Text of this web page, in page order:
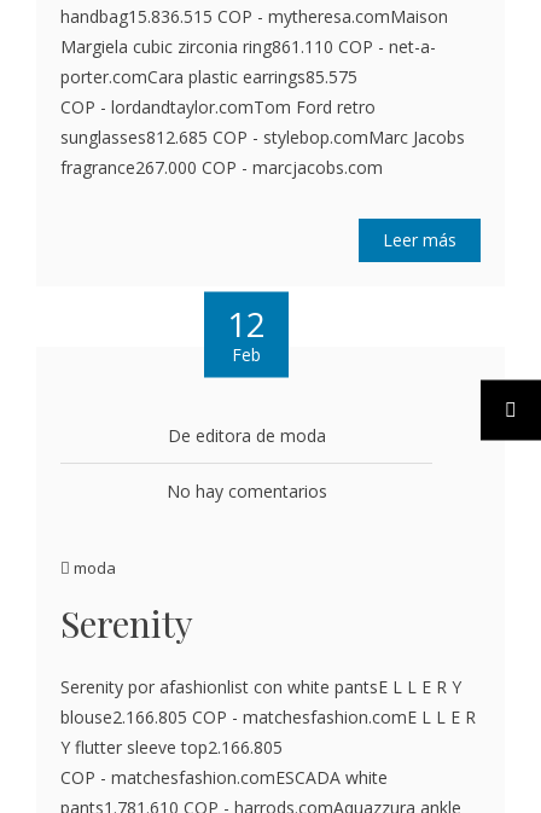
handbag15.836.515 COP - mytheresa.comMaison
Margiela cubic zirconia ring861.110 COP - net-a-
porter.comCara plastic earrings85.575
COP - lordandtaylor.comTom Ford retro
sunglasses812.685 COP - stylebop.comMarc Jacobs
fragrance267.000 COP - marcjacobs.com
Leer más
12
Feb
De editora de moda
No hay comentarios
moda
Serenity
Serenity por afashionlist con white pantsE L L E R Y
blouse2.166.805 COP - matchesfashion.comE L L E R
Y flutter sleeve top2.166.805
COP - matchesfashion.comESCADA white
pants1.781.610 COP - harrods.comAquazzura ankle